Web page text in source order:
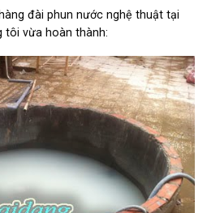
đài phun nước nghệ thuật tại
tôi vừa hoàn thành: